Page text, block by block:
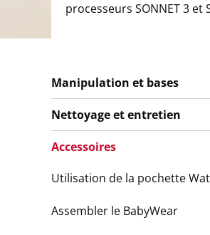
processeurs SONNET 3 et
Manipulation et bases
Nettoyage et entretien
Accessoires
Utilisation de la pochette
Assembler le BabyWear